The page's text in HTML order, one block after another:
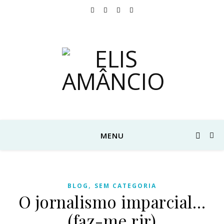
MENU
BLOG , SEM CATEGORIA
O jornalismo imparcial…